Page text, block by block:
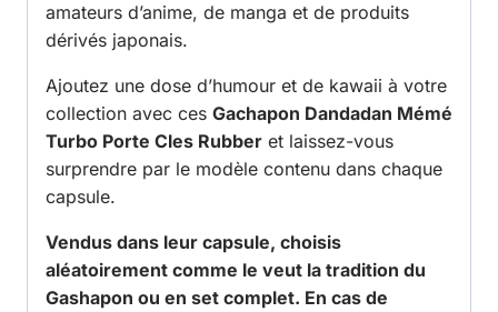
amateurs d’anime, de manga et de produits
dérivés japonais.
Ajoutez une dose d’humour et de kawaii à votre
collection avec ces Gachapon Dandadan Mémé
Turbo Porte Cles Rubber et laissez-vous
surprendre par le modèle contenu dans chaque
capsule.
Vendus dans leur capsule, choisis
aléatoirement comme le veut la tradition du
Gashapon ou en set complet. En cas de